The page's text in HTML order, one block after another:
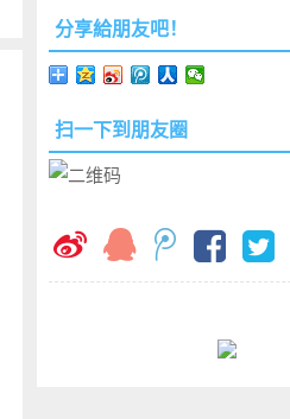
分享給朋友吧！
扫一下到朋友圈